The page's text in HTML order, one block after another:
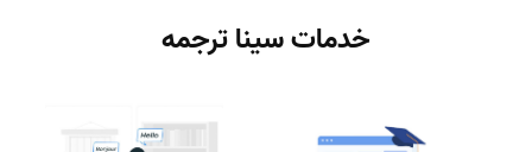
خدمات سینا ترجمه